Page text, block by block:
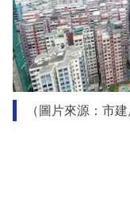
（圖片來源：市建